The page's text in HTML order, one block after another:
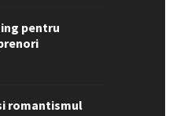
pentru
romantismul